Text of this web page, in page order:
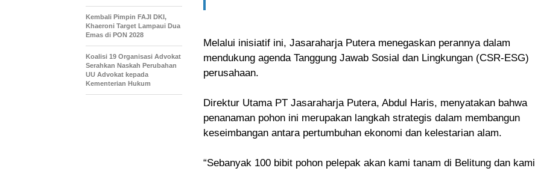
Melalui inisiatif ini, Jasaraharja Putera menegaskan perannya dalam
mendukung agenda Tanggung Jawab Sosial dan Lingkungan (CSR-ESG)
perusahaan.
Direktur Utama PT Jasaraharja Putera, Abdul Haris, menyatakan bahwa
penanaman pohon ini merupakan langkah strategis dalam membangun
keseimbangan antara pertumbuhan ekonomi dan kelestarian alam.
“Sebanyak 100 bibit pohon pelepak akan kami tanam di Belitung dan kami
Kembali Pimpin FAJI DKI,
Khaeroni Target Lampaui Dua
Emas di PON 2028
Koalisi 19 Organisasi Advokat
Serahkan Naskah Perubahan
UU Advokat kepada
Kementerian Hukum